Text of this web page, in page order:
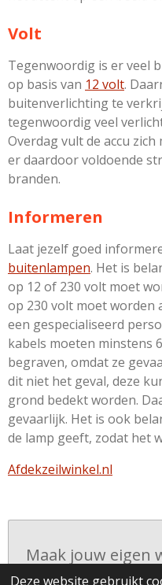
Deze website gebruikt
Volt
Tegenwoordig is er veel
op basis van 12 volt.
buitenverlichting te
tegenwoordig veel
Overdag vult de accu
er daardoor voldoende
branden.
Informeren
Laat jezelf goed
buitenlampen. Het is
op 12 of 230 volt moet
op 230 volt moet worden
een gespecialiseerd
kabels moeten minstens
begraven, omdat ze
dit niet het geval, deze
grond bedekt worden.
gevaarlijk. Het is ook
de lamp geeft, zodat het
Afdekzeilwinkel.nl
Maak jouw eigen